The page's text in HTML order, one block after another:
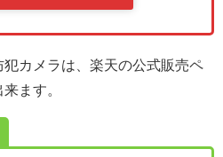
カメラは、楽天の公式販売ペ
ます。